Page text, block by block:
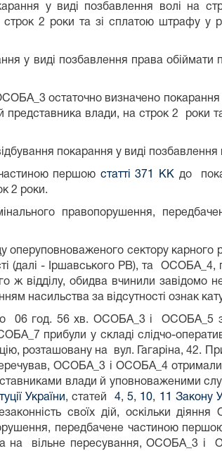
у виді позбавлення волі на
2 роки та зі сплатою штрафу у
у виді позбавлення права обіймати
остаточно визначено
влади, на строк 2 роки
покарання у виді
першою статті 371 КК до
2 роки.
правопорушення,
сектору карного
(далі - Іршавського РВ), та ОСОБА_4,
ж відділу, обидва вчинили
насильства за відсутності ознак
06 год. 56 хв. ОСОБА_3 і ОСОБА_5
прибули у складі слідчо-
розташовану на вул. Гагаріна, 42.
ОСОБА_3 і ОСОБА_4
влади й уповноваженими
України, статей 4,5, 10, 11 Закону
своїх дій, оскільки
передбачене частиною
на вільне пересування, ОСОБА_3 і